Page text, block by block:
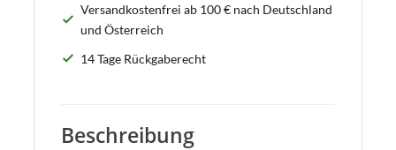
Versandkostenfrei ab 100 € nach Deutschland
und Österreich
14 Tage Rückgaberecht
Beschreibung